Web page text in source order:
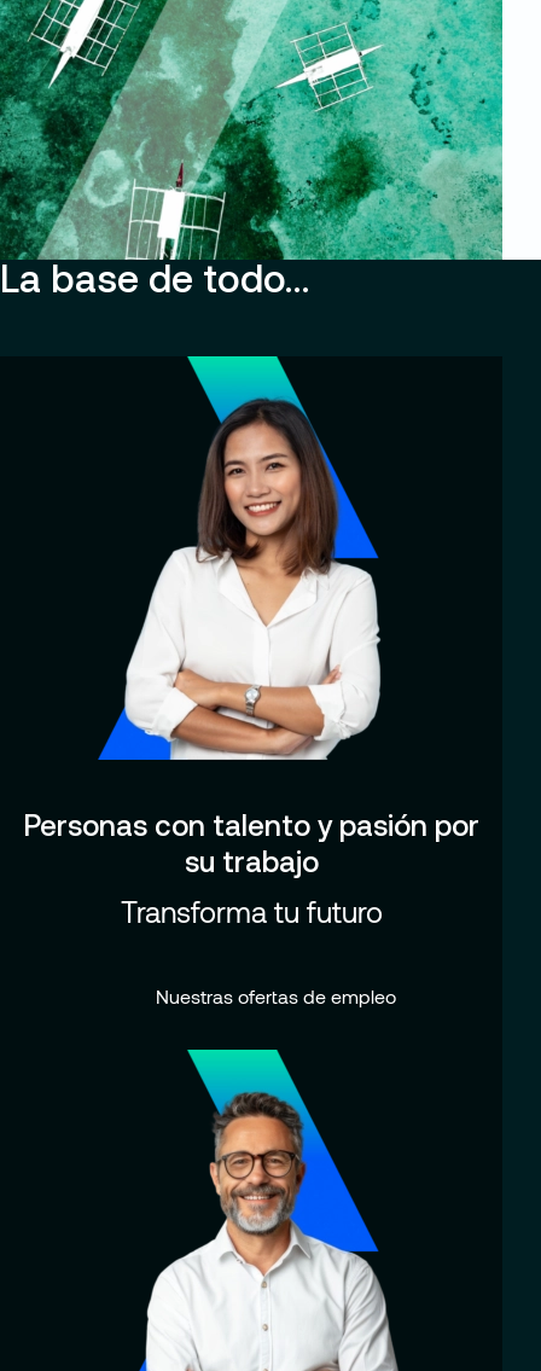
La base de todo…
Personas con talento y pasión por
su trabajo
Transforma tu futuro
Nuestras ofertas de empleo